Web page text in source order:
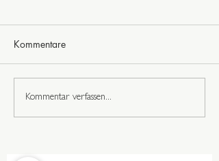
Kommentare
Kommentar verfassen...